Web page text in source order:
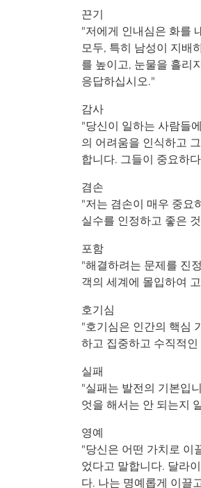
끈기
"저에게 인내심은 화를
모두, 특히 남성이 지배
를 높이고, 눈물을 흘리
응답하십시오."
감사
"당신이 일하는 사람들
의 어려움을 인식하고
합니다. 그들이 중요하
겸손
"저는 겸손이 매우 중요
실수를 인정하고 좋은
포함
"해결하려는 문제를 진
객의 세계에 몰입하여
호기심
"호기심은 인간의 핵심
하고 집중하고 수직적
실패
"실패는 발전의 기본입
엇을 해서는 안 되는지
영예
"당신은 어떤 가치로 이
었다고 말합니다. 달라
다. 나는 명예롭게 이끌